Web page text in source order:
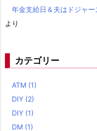
年金支給日＆夫はドジャ
より
カテゴリー
ATM (1)
DIY (2)
DIY (1)
DM (1)